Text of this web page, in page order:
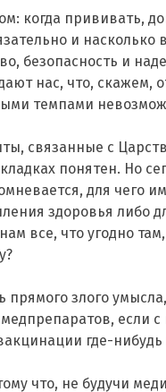
когда прививать,
и
безопасность и
нас, что, скажем,
темпами
связанные с
понятен. Но
для чего
здоровья либо
все, что угодно
прямого злого
если
где-
что, не будучи